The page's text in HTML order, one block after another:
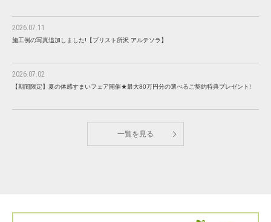
2026.07.11
施工例の写真追加しました!【ブリスト所沢 アルテソラ】
2026.07.02
【期間限定】夏の体感すまいフェア開催★最大80万円分の選べるご契約特典プレゼント!
一覧を見る